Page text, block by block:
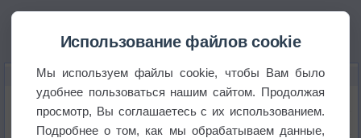
КАРТЫ ПОГОДЫ В РЕДМОНДЕ
Температура
Давление
Использование файлов cookie
Мы используем файлы cookie, чтобы Вам было
удобнее пользоваться нашим сайтом. Продолжая
просмотр, Вы соглашаетесь с их использованием.
Подробнее о том, как мы обрабатываем данные,